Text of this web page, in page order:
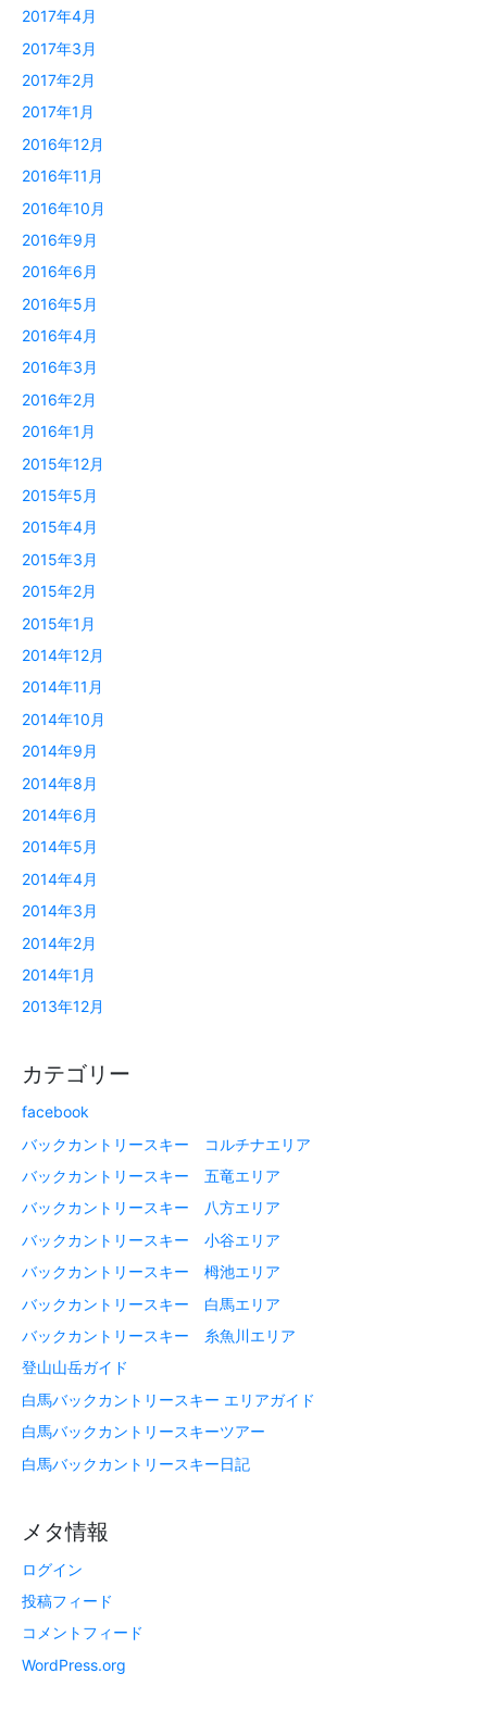
2017年4月
2017年3月
2017年2月
2017年1月
2016年12月
2016年11月
2016年10月
2016年9月
2016年6月
2016年5月
2016年4月
2016年3月
2016年2月
2016年1月
2015年12月
2015年5月
2015年4月
2015年3月
2015年2月
2015年1月
2014年12月
2014年11月
2014年10月
2014年9月
2014年8月
2014年6月
2014年5月
2014年4月
2014年3月
2014年2月
2014年1月
2013年12月
カテゴリー
facebook
バックカントリースキー コルチナエリア
バックカントリースキー 五竜エリア
バックカントリースキー 八方エリア
バックカントリースキー 小谷エリア
バックカントリースキー 栂池エリア
バックカントリースキー 白馬エリア
バックカントリースキー 糸魚川エリア
登山山岳ガイド
白馬バックカントリースキー エリアガイド
白馬バックカントリースキーツアー
白馬バックカントリースキー日記
メタ情報
ログイン
投稿フィード
コメントフィード
WordPress.org